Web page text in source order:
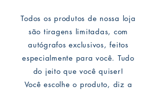
Todos os produtos de nossa loja
são tiragens limitadas, com
autógrafos exclusivos, feitos
especialmente para você. Tudo
do jeito que você quiser!
Você escolhe o produto, diz a